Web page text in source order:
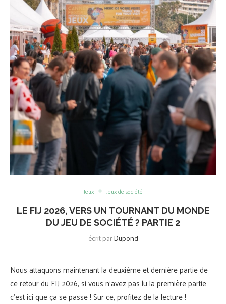
Jeux Jeux de société
LE FIJ 2026, VERS UN TOURNANT DU MONDE
DU JEU DE SOCIÉTÉ ? PARTIE 2
écrit parDupond
Nous attaquons maintenant la deuxième et dernière partie de
ce retour du FIJ 2026, si vous n’avez pas lu la première partie
c’est ici que ça se passe ! Sur ce, profitez de la lecture !